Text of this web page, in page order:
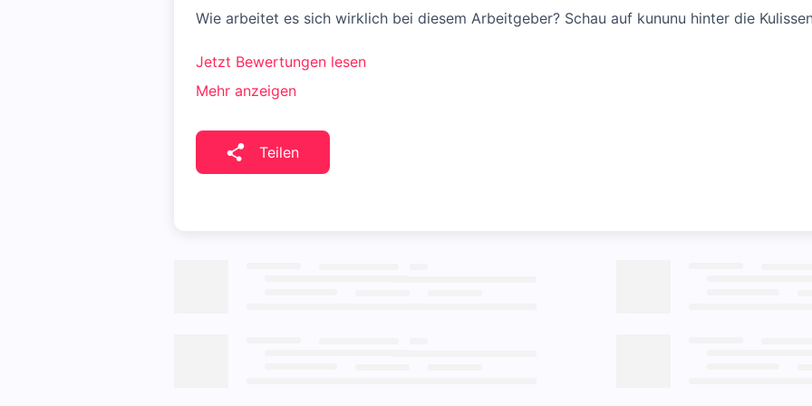
Wie arbeitet es sich wirklich bei diesem Arbeitgeber? Schau auf kununu hinter die
Jetzt Bewertungen lesen
Mehr anzeigen
Teilen